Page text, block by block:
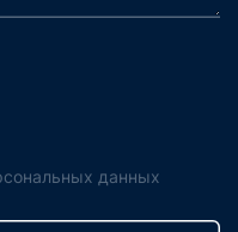
данных